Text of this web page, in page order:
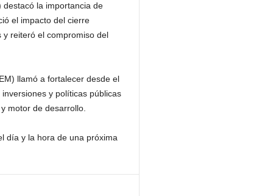
destacó la importancia de
el impacto del cierre
reiteró el compromiso del
llamó a fortalecer desde el
y políticas públicas
motor de desarrollo.
día y la hora de una próxima